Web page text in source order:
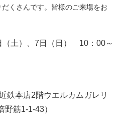
くさんです。皆様のご来場をお
（土）、7日（日） 10：00～
鉄本店2階ウエルカムガレリ
野筋1-1-43）